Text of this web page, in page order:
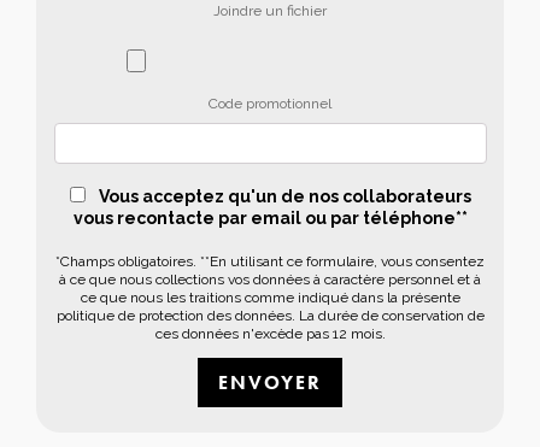
Joindre un fichier
Code promotionnel
Vous acceptez qu'un de nos collaborateurs
vous recontacte par email ou par téléphone**
*Champs obligatoires. **En utilisant ce formulaire, vous consentez
à ce que nous collections vos données à caractère personnel et à
ce que nous les traitions comme indiqué dans la présente
politique de protection des données. La durée de conservation de
ces données n'excède pas 12 mois.